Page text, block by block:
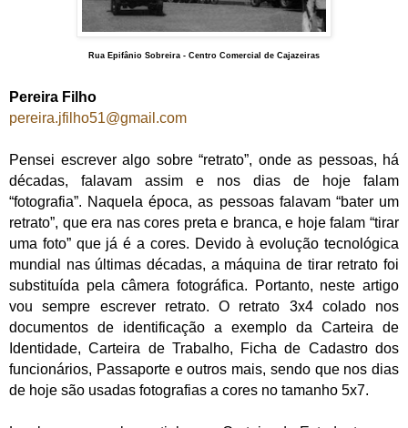
Rua Epifânio Sobreira - Centro Comercial de Cajazeiras
Pereira Filho
pereira.jfilho51@gmail.com
Pensei escrever algo sobre “retrato”, onde as pessoas, há
décadas, falavam assim e nos dias de hoje falam
“fotografia”. Naquela época, as pessoas falavam “bater um
retrato”, que era nas cores preta e branca, e hoje falam “tirar
uma foto” que já é a cores. Devido à evolução tecnológica
mundial nas últimas décadas, a máquina de tirar retrato foi
substituída pela câmera fotográfica. Portanto, neste artigo
vou sempre escrever retrato. O retrato 3x4 colado nos
documentos de identificação a exemplo da Carteira de
Identidade, Carteira de Trabalho, Ficha de Cadastro dos
funcionários, Passaporte e outros mais, sendo que nos dias
de hoje são usadas fotografias a cores no tamanho 5x7.